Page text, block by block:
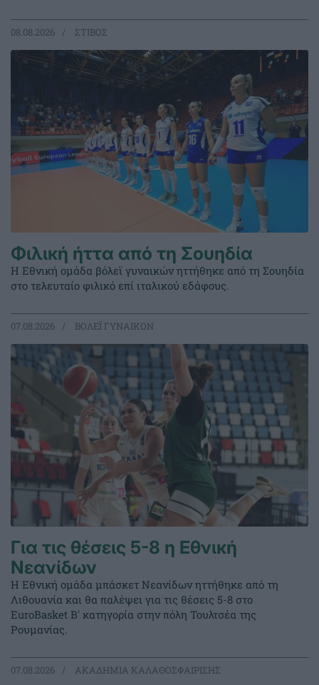
08.08.2026 ΣΤΙΒΟΣ
Φιλική ήττα από τη Σουηδία
Η Εθνική ομάδα βόλεϊ γυναικών ηττήθηκε από τη Σουηδία
στο τελευταίο φιλικό επί ιταλικού εδάφους.
07.08.2026 ΒΟΛΕΪ ΓΥΝΑΙΚΩΝ
Για τις θέσεις 5-8 η Εθνική
Νεανίδων
Η Εθνική ομάδα μπάσκετ Νεανίδων ηττήθηκε από τη
Λιθουανία και θα παλέψει για τις θέσεις 5-8 στο
EuroBasket Β' κατηγορία στην πόλη Τουλτσέα της
Ρουμανίας.
07.08.2026 ΑΚΑΔΗΜΙΑ ΚΑΛΑΘΟΣΦΑΙΡΙΣΗΣ